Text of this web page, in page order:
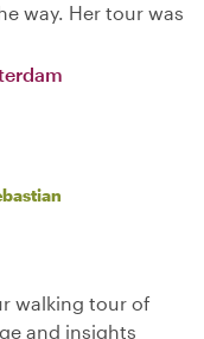
way. Her tour was
walking tour of
and insights